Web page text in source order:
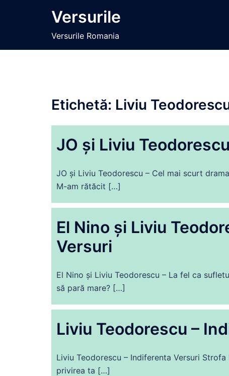
Versurile
Versurile Romania
Etichetă: Liviu
JO și Liviu
JO și Liviu Teodorescu – Cel mai scurt
M-am rătăcit […]
El Nino și Liviu
Versuri
El Nino și Liviu Teodorescu – La fel ca
să pară mare? […]
Liviu Teodorescu –
Liviu Teodorescu – Indiferenta Versuri
privirea ta […]